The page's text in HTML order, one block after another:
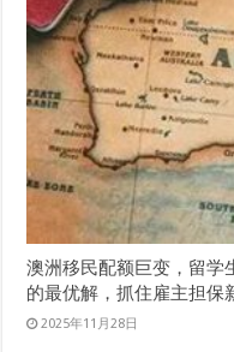
澳洲移民配额巨变，留学
的最优解，抓住雇主担保
2025年11月28日